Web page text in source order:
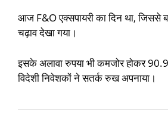
आज F&O एक्सपायरी का दिन था, जिससे
चढ़ाव देखा गया।
इसके अलावा रुपया भी कमजोर होकर
विदेशी निवेशकों ने सतर्क रुख अपनाया।